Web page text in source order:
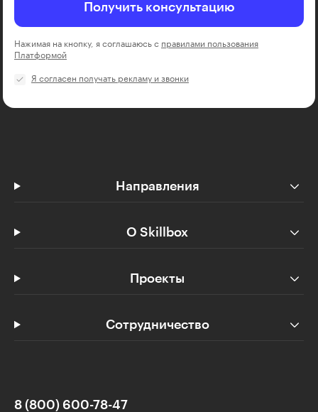
Получить консультацию
Нажимая на кнопку, я соглашаюсь с правилами пользования
Платформой
Я согласен получать рекламу и звонки
Направления
О Skillbox
Проекты
Сотрудничество
8 (800) 600-78-47